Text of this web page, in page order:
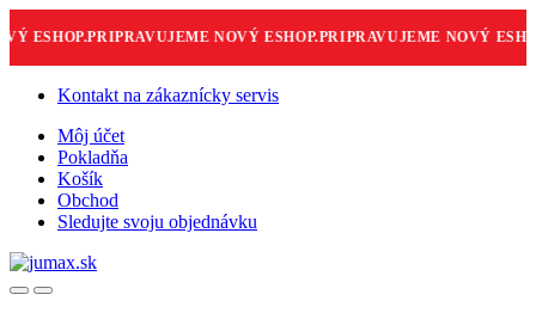
ESHOP.PRIPRAVUJEME NOVÝ ESHOP.PRIPRAVUJEME NOVÝ ESHOP.
Skip
navigation
Skip
content
Kontakt na zákaznícky servis
Môj účet
Pokladňa
Košík
Obchod
Sledujte svoju objednávku